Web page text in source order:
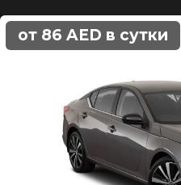
от 86 AED в сутки